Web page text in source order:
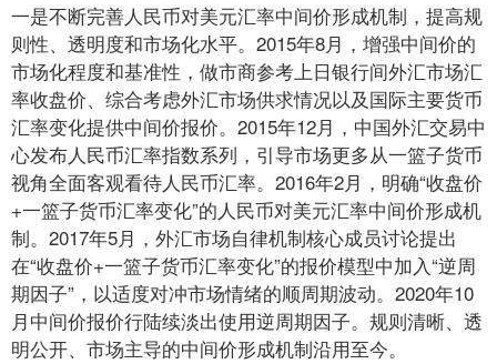
一是不断完善人民币对美元汇率中间价形成机制，提高规
则性、透明度和市场化水平。2015年8月，增强中间价的
市场化程度和基准性，做市商参考上日银行间外汇市场汇
率收盘价、综合考虑外汇市场供求情况以及国际主要货币
汇率变化提供中间价报价。2015年12月，中国外汇交易中
心发布人民币汇率指数系列，引导市场更多从一篮子货币
视角全面客观看待人民币汇率。2016年2月，明确“收盘价
+一篮子货币汇率变化”的人民币对美元汇率中间价形成机
制。2017年5月，外汇市场自律机制核心成员讨论提出
在“收盘价+一篮子货币汇率变化”的报价模型中加入“逆周
期因子”，以适度对冲市场情绪的顺周期波动。2020年10
月中间价报价行陆续淡出使用逆周期因子。规则清晰、透
明公开、市场主导的中间价形成机制沿用至今。